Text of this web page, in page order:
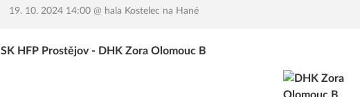
19. 10. 2024 14:00@ hala Kostelec na Hané
SK HFP Prostějov - DHK Zora Olomouc B